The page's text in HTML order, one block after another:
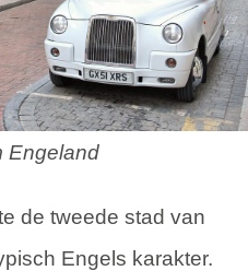
Engeland
de tweede stad van
Engels karakter.